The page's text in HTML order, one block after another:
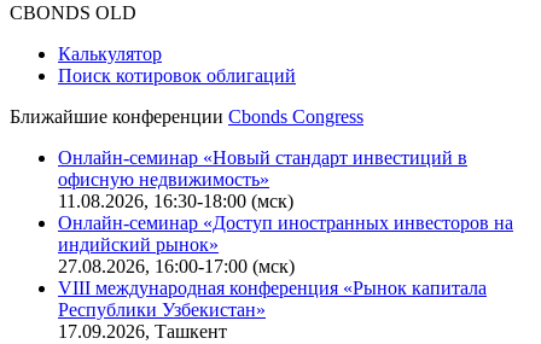
CBONDS OLD
Калькулятор
Поиск котировок облигаций
Ближайшие конференции Cbonds Congress
Онлайн-семинар «Новый стандарт инвестиций в
офисную недвижимость»
11.08.2026, 16:30-18:00 (мск)
Онлайн-семинар «Доступ иностранных инвесторов на
индийский рынок»
27.08.2026, 16:00-17:00 (мск)
VIII международная конференция «Рынок капитала
Республики Узбекистан»
17.09.2026, Ташкент